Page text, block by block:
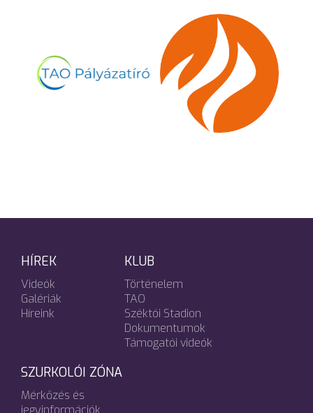
HÍREK
Videók
Galériák
Híreink
KLUB
Történelem
TAO
Széktói Stadion
Dokumentumok
Támogatói videók
SZURKOLÓI ZÓNA
Mérkőzés és
jegyinformációk